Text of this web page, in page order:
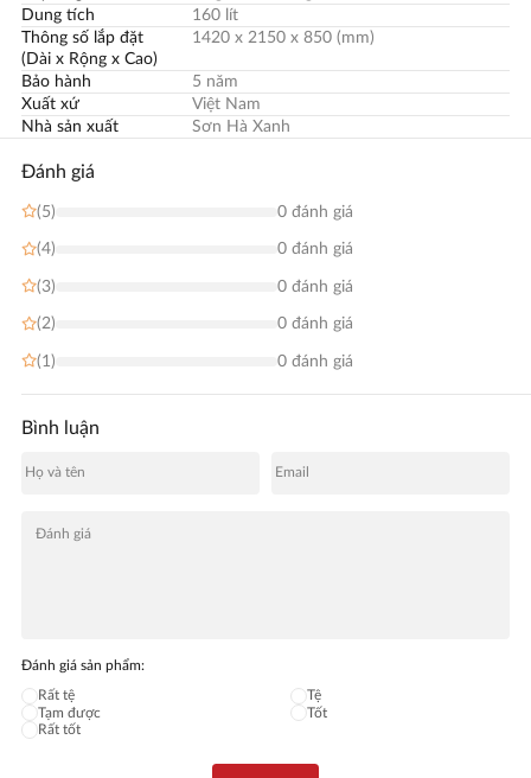
Dung tích
160 lít
Thông số lắp đặt
(Dài x Rộng x Cao)
1420 x 2150 x 850 (mm)
Bảo hành
5 năm
Xuất xứ
Việt Nam
Nhà sản xuất
Sơn Hà Xanh
Đánh giá
(5) 0 đánh giá
(4) 0 đánh giá
(3) 0 đánh giá
(2) 0 đánh giá
(1) 0 đánh giá
Bình luận
Đánh giá sản phẩm:
Rất tệ
Tệ
Tạm được
Tốt
Rất tốt